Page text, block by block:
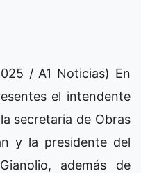
/ A1 Noticias) En
el intendente
secretaria de Obras
y la presidente del
además de